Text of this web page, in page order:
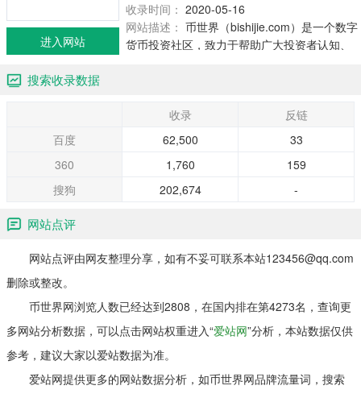
收录时间： 2020-05-16
网站描述： 币世界（bishijie.com）是一个数字
货币投资社区，致力于帮助广大投资者认知、
进入网站
搜索收录数据
收录
反链
百度
62,500
33
360
1,760
159
搜狗
202,674 -
网站点评
网站点评由网友整理分享，如有不妥可联系本站123456@qq.com
删除或整改。
币世界网浏览人数已经达到2808，在国内排在第4273名，查询更
多网站分析数据，可以点击网站权重进入“爱站网”分析，本站数据仅供
参考，建议大家以爱站数据为准。
爱站网提供更多的网站数据分析，如币世界网品牌流量词，搜索